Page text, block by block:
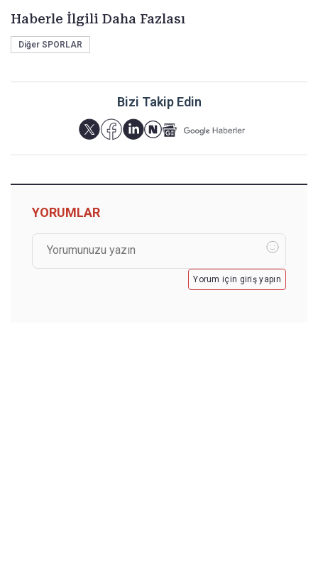
Haberle İlgili Daha Fazlası
Diğer SPORLAR
Bizi Takip Edin
YORUMLAR
Yorum için giriş yapın